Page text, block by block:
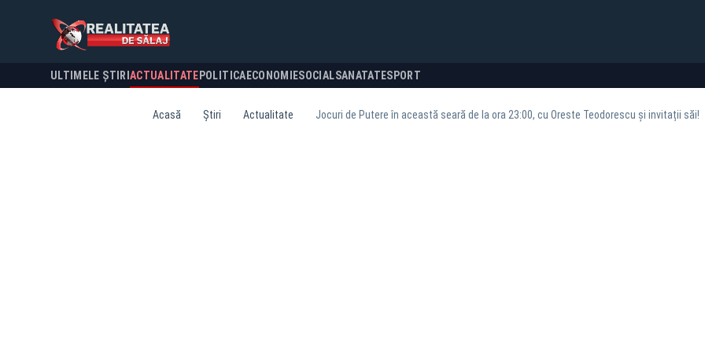
ULTIMELE ȘTIRI ACTUALITATE POLITICA ECONOMIESOCIALSANATATESPORT
Acasă Știri Actualitate Jocuri de Putere în această seară de la ora 23:00, cu Oreste Teodorescu și invitații săi!